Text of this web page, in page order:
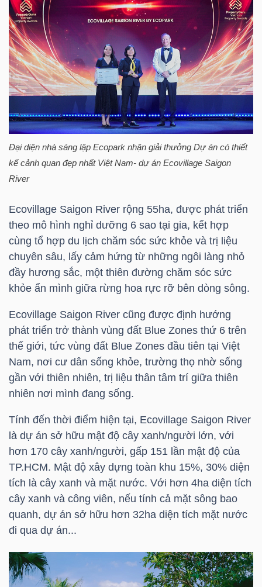
Đại diện nhà sáng lập Ecopark nhận giải thưởng Dự án có thiết
kế cảnh quan đẹp nhất Việt Nam- dự án Ecovillage Saigon
River
Ecovillage Saigon River rộng 55ha, được phát triển
theo mô hình nghỉ dưỡng 6 sao tại gia, kết hợp
cùng tổ hợp du lịch chăm sóc sức khỏe và trị liệu
chuyên sâu, lấy cảm hứng từ những ngôi làng nhỏ
đầy hương sắc, một thiên đường chăm sóc sức
khỏe ẩn mình giữa rừng hoa rực rỡ bên dòng sông.
Ecovillage Saigon River cũng được định hướng
phát triển trở thành vùng đất Blue Zones thứ 6 trên
thế giới, tức vùng đất Blue Zones đầu tiên tại Việt
Nam, nơi cư dân sống khỏe, trường thọ nhờ sống
gần với thiên nhiên, trị liệu thân tâm trí giữa thiên
nhiên nơi mình đang sống.
Tính đến thời điểm hiện tại, Ecovillage Saigon River
là dự án sở hữu mật độ cây xanh/người lớn, với
hơn 170 cây xanh/người, gấp 151 lần mật độ của
TP.HCM. Mật độ xây dựng toàn khu 15%, 30% diện
tích là cây xanh và mặt nước. Với hơn 4ha diện tích
cây xanh và công viên, nếu tính cả mặt sông bao
quanh, dự án sở hữu hơn 32ha diện tích mặt nước
đi qua dự án...
YẾU
TIÊU
DÙNG
YẾU
SÓC
SỨC
KHỎE
TÀI
CHÍNH
NGHỆ
THÔNG
TIN
DỊCH
TRUYỀN
THÔNG